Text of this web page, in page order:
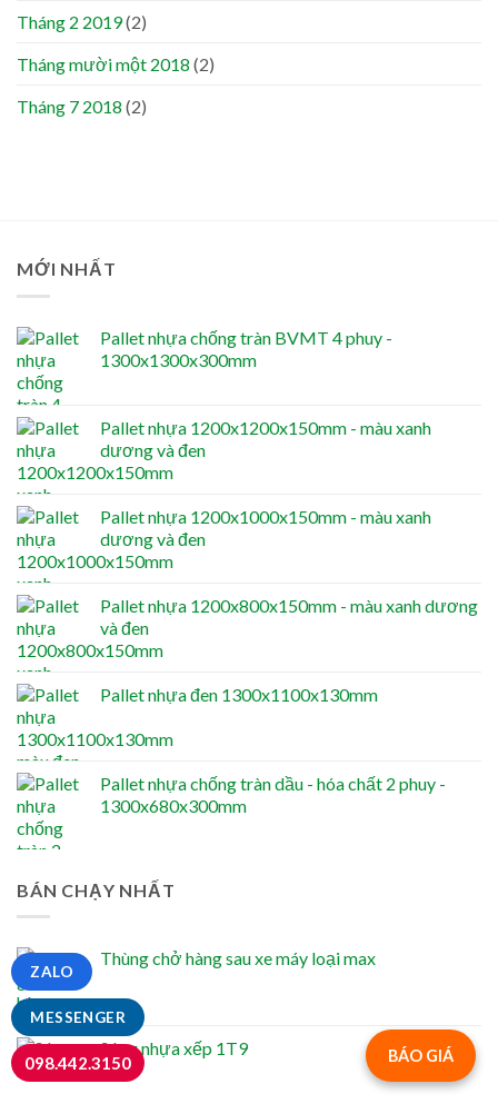
Tháng 2 2019(2)
Tháng mười một 2018 (2)
Tháng 7 2018 (2)
MỚI NHẤT
Pallet nhựa chống tràn BVMT 4 phuy -
1300x1300x300mm
Pallet nhựa 1200x1200x150mm - màu xanh
dương và đen
Pallet nhựa 1200x1000x150mm - màu xanh
dương và đen
Pallet nhựa 1200x800x150mm - màu xanh dương
và đen
Pallet nhựa đen 1300x1100x130mm
Pallet nhựa chống tràn dầu - hóa chất 2 phuy -
1300x680x300mm
BÁN CHẠY NHẤT
Thùng chở hàng sau xe máy loại max
Sóng nhựa xếp 1T9 BÁO GIÁ
MESSENGER
ZALO
098.442.3150